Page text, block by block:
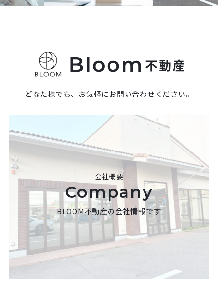
どなた様でも、お気軽にお問い合わせください。
会社概要
Company
BLOOM不動産の会社情報です